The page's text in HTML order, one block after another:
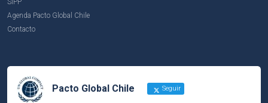
SIPP
Agenda Pacto Global Chile
Contacto
Pacto Global Chile Seguir